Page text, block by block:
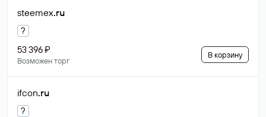
steemex.ru
?
53 396 ₽
Возможен торг
В корзину
ifcon.ru
?